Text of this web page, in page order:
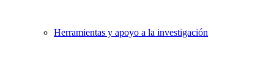
Herramientas y apoyo a la investigación